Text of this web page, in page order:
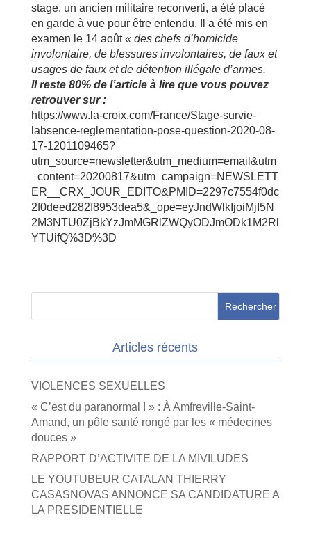
stage, un ancien militaire reconverti, a été placé
en garde à vue pour être entendu. Il a été mis en
examen le 14 août« des chefs d’homicide
involontaire, de blessures involontaires, de faux et
usages de faux et de détention illégale d’armes.
Il reste 80% de l’article à lire que vous pouvez
retrouver sur :
https://www.la-croix.com/France/Stage-survie-
labsence-reglementation-pose-question-2020-08-
17-1201109465?
utm_source=newsletter&utm_medium=email&utm
_content=20200817&utm_campaign=NEWSLETT
ER__CRX_JOUR_EDITO&PMID=2297c7554f0dc
2f0deed282f8953dea5&_ope=eyJndWlkIjoiMjI5N
2M3NTU0ZjBkYzJmMGRlZWQyODJmODk1M2Rl
YTUifQ%3D%3D
Articles récents
VIOLENCES SEXUELLES
« C’est du paranormal ! » : À Amfreville-Saint-
Amand, un pôle santé rongé par les « médecines
douces »
RAPPORT D’ACTIVITE DE LA MIVILUDES
LE YOUTUBEUR CATALAN THIERRY
CASASNOVAS ANNONCE SA CANDIDATURE A
LA PRESIDENTIELLE